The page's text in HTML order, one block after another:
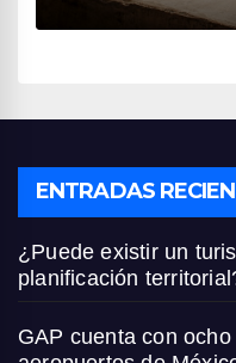
ENTRADAS
¿Puede existir un
planificación
GAP cuenta con